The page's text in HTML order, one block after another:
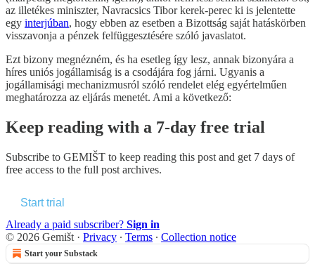
az illetékes miniszter, Navracsics Tibor kerek-perec ki is jelentette
egy interjúban, hogy ebben az esetben a Bizottság saját hatáskörben
visszavonja a pénzek felfüggesztésére szóló javaslatot.
Ezt bizony megnézném, és ha esetleg így lesz, annak bizonyára a
híres uniós jogállamiság is a csodájára fog járni. Ugyanis a
jogállamisági mechanizmusról szóló rendelet elég egyértelműen
meghatározza az eljárás menetét. Ami a következő:
Keep reading with a 7-day free trial
Subscribe to GEMIŠT to keep reading this post and get 7 days of
free access to the full post archives.
Start trial
Already a paid subscriber? Sign in
© 2026 Gemišt · Privacy ∙ Terms ∙ Collection notice
Start your Substack